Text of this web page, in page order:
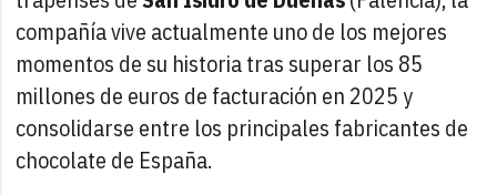
compañía vive actualmente uno de los mejores
momentos de su historia tras superar los 85
millones de euros de facturación en 2025 y
consolidarse entre los principales fabricantes de
chocolate de España.